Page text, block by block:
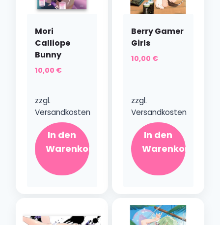
Mori
Calliope
Bunny
10,00 €
zzgl.
Versandkosten
In den
Warenkorb
Berry Gamer
Girls
10,00 €
zzgl.
Versandkosten
In den
Warenkorb